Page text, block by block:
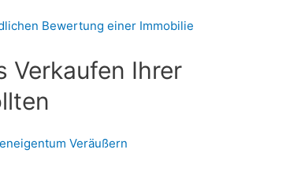
Bewertung einer Immobilie
Verkaufen Ihrer
Veräußern